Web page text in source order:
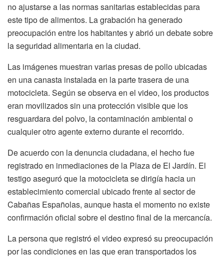
no ajustarse a las normas sanitarias establecidas para
este tipo de alimentos. La grabación ha generado
preocupación entre los habitantes y abrió un debate sobre
la seguridad alimentaria en la ciudad.
Las imágenes muestran varias presas de pollo ubicadas
en una canasta instalada en la parte trasera de una
motocicleta. Según se observa en el video, los productos
eran movilizados sin una protección visible que los
resguardara del polvo, la contaminación ambiental o
cualquier otro agente externo durante el recorrido.
De acuerdo con la denuncia ciudadana, el hecho fue
registrado en inmediaciones de la Plaza de El Jardín. El
testigo aseguró que la motocicleta se dirigía hacia un
establecimiento comercial ubicado frente al sector de
Cabañas Españolas, aunque hasta el momento no existe
confirmación oficial sobre el destino final de la mercancía.
La persona que registró el video expresó su preocupación
por las condiciones en las que eran transportados los